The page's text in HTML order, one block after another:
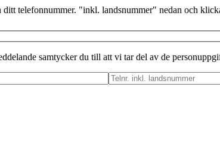
telefonnummer. "inkl. landsnummer" nedan och
samtycker du till att vi tar del av de